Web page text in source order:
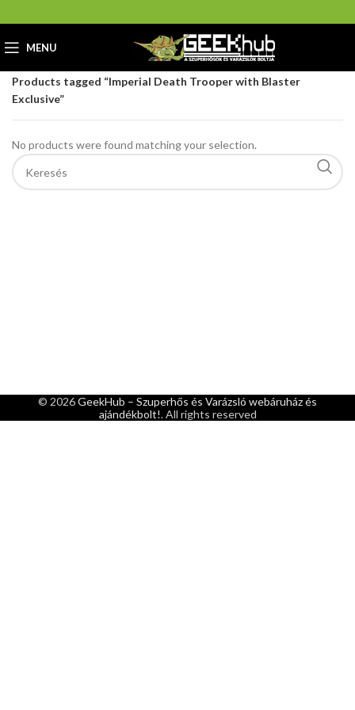
MENU
GeekHub Webáruház és Ajándékbolt
Products tagged “Imperial Death Trooper with Blaster
Exclusive”
No products were found matching your selection.
© 2026GeekHub – Szuperhős és Varázsló webáruház és
ajándékbolt!. All rights reserved